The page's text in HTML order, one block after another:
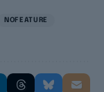
NOFEATURE